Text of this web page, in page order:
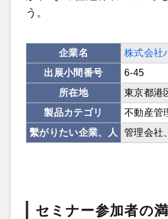
う。
企業名
株式会社
出展小間番号
6-45
所在地
東京都港
製品カテゴリ
不動産管
繫がりたい企業、人
管理会社
セミナー参加者の満